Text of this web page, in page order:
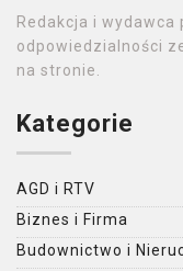
Redakcja i
odpowiedzialności
na stronie.
Kategorie
AGD i RTV
Biznes i Firma
Budownictwo i